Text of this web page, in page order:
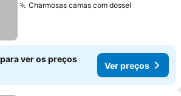
Charmosas camas com dossel
ver os preços
Ver preços